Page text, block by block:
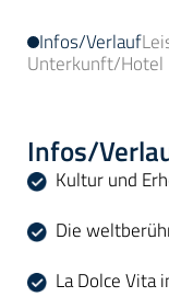
Infos/Verlauf
Unterkunft/Hotel
Infos/
Kultur und
Die
La Dolce Vita